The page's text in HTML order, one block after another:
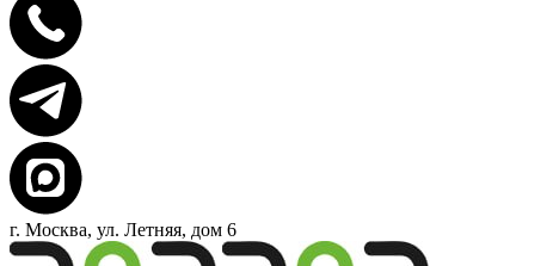
г. Москва, ул. Летняя, дом 6